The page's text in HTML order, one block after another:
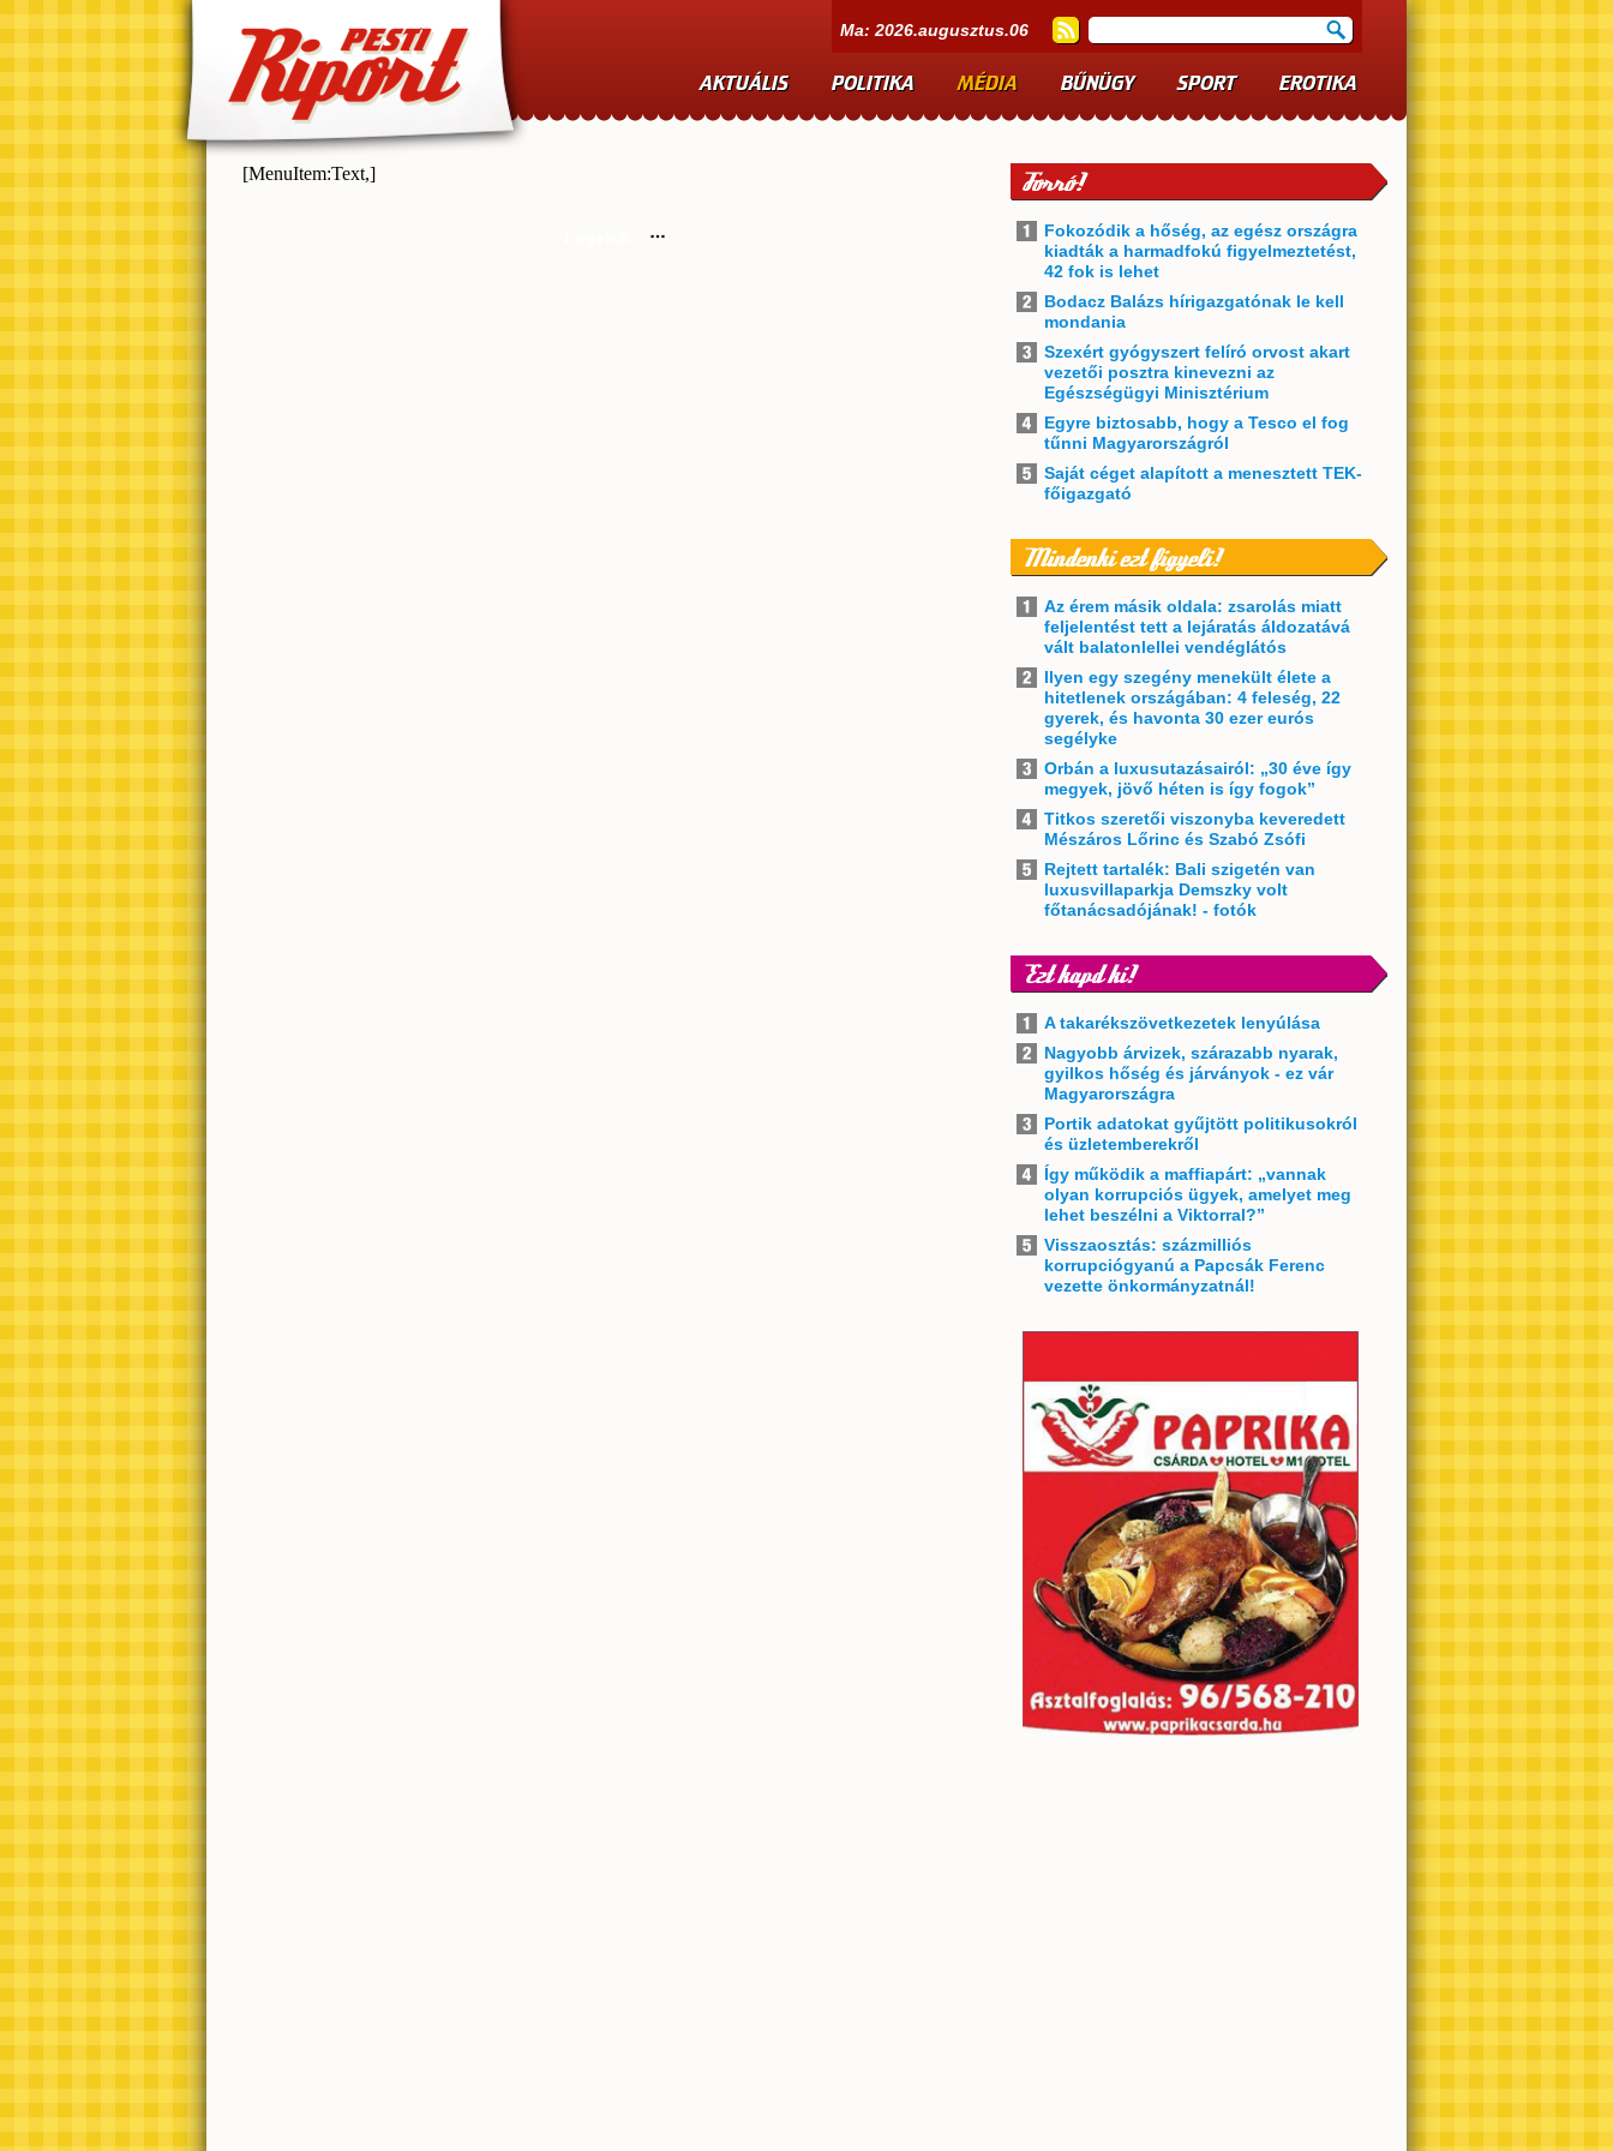
Ma: 2026.augusztus.06
AKTUÁLIS POLITIKA MÉDIA BŰNÜGY SPORT EROTIKA
[MenuItem:Text,]
Fokozódik a hőség, az egész országra
kiadták a harmadfokú figyelmeztetést,
42 fok is lehet
Bodacz Balázs hírigazgatónak le kell
mondania
Szexért gyógyszert felíró orvost akart
vezetői posztra kinevezni az
Egészségügyi Minisztérium
Egyre biztosabb, hogy a Tesco el fog
tűnni Magyarországról
Saját céget alapított a menesztett TEK-
főigazgató
Az érem másik oldala: zsarolás miatt
feljelentést tett a lejáratás áldozatává
vált balatonlellei vendéglátós
Ilyen egy szegény menekült élete a
hitetlenek országában: 4 feleség, 22
gyerek, és havonta 30 ezer eurós
segélyke
Orbán a luxusutazásairól: „30 éve így
megyek, jövő héten is így fogok”
Titkos szeretői viszonyba keveredett
Mészáros Lőrinc és Szabó Zsófi
Rejtett tartalék: Bali szigetén van
luxusvillaparkja Demszky volt
főtanácsadójának! - fotók
A takarékszövetkezetek lenyúlása
Nagyobb árvizek, szárazabb nyarak,
gyilkos hőség és járványok - ez vár
Magyarországra
Portik adatokat gyűjtött politikusokról
és üzletemberekről
Így működik a maffiapárt: „vannak
olyan korrupciós ügyek, amelyet meg
lehet beszélni a Viktorral?”
Visszaosztás: százmilliós
korrupciógyanú a Papcsák Ferenc
vezette önkormányzatnál!